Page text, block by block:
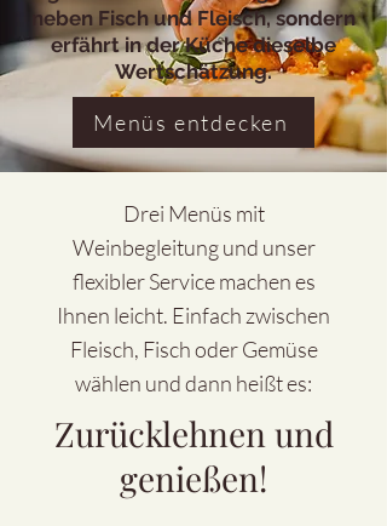
neben Fisch und Fleisch, sondern
erfährt in der Küche dieselbe
Wertschätzung.
Menüs entdecken
Drei Menüs mit
Weinbegleitung und unser
flexibler Service machen es
Ihnen leicht. Einfach zwischen
Fleisch, Fisch oder Gemüse
wählen und dann heißt es:
Zurücklehnen und
genießen!